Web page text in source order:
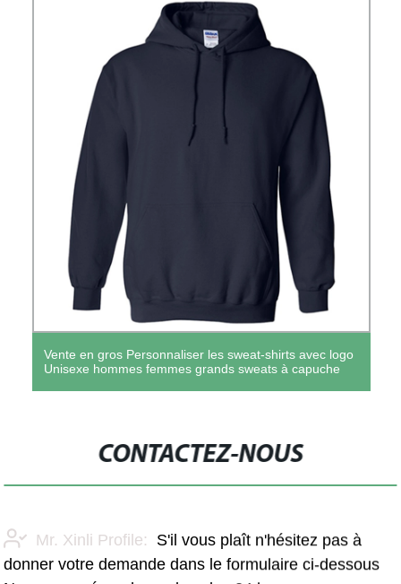
Vente en gros Personnaliser les sweat-shirts avec logo
Unisexe hommes femmes grands sweats à capuche
CONTACTEZ-NOUS
Mr. Xinli Profile:
S'il vous plaît n'hésitez pas à
donner votre demande dans le formulaire ci-dessous